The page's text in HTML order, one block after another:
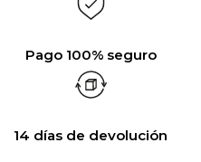
Pago 100% seguro
14 días de devolución